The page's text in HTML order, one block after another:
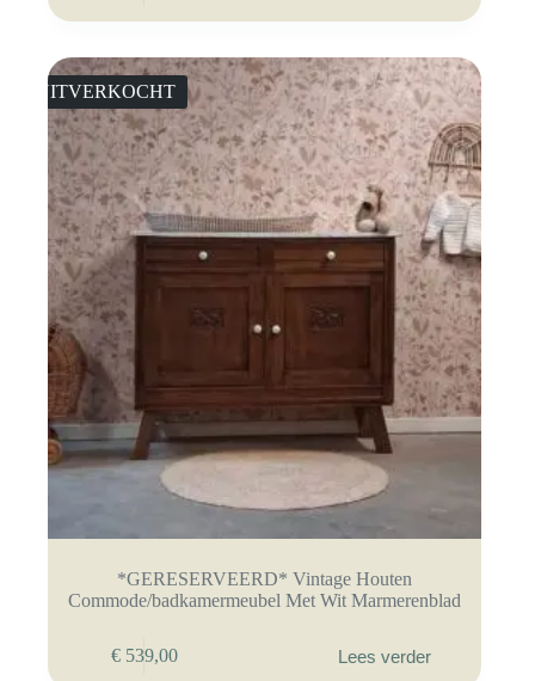
UITVERKOCHT
*GERESERVEERD* Vintage Houten
Commode/badkamermeubel Met Wit Marmerenblad
€539,00 Lees verder